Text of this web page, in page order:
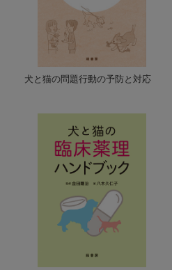
犬と猫の問題行動の予防と対応